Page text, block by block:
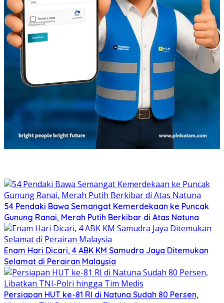
54 Pendaki Bawa Semangat Kemerdekaan ke Puncak
Gunung Ranai, Merah Putih Berkibar di Atas Natuna
Enam Hari Dicari, 4 ABK KM Samudra Jaya Ditemukan
Selamat di Perairan Malaysia
Persiapan HUT ke-81 RI di Natuna Sudah 80 Persen,